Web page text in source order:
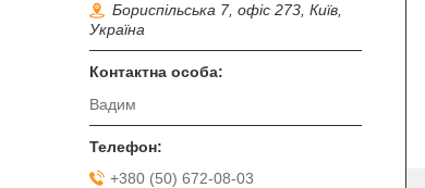
Бориспільська 7, офіс 273, Київ,
Україна
Вадим
+380 (50) 672-08-03